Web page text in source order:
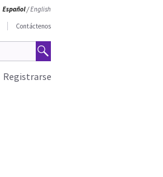
Español/English
Contáctenos
Registrarse